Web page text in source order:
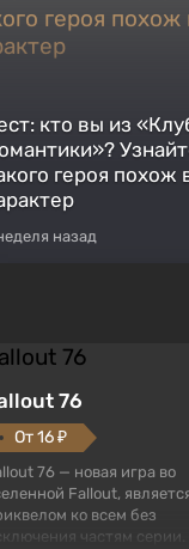
кто вы из
героя похож
назад
76
От 16 ₽
76 — новая игра во
Fallout,
ко всем без
частям серии.